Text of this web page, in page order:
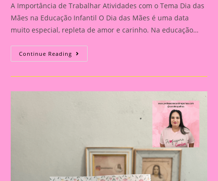
A Importância de Trabalhar Atividades com o Tema Dia das
Mães na Educação Infantil O Dia das Mães é uma data
muito especial, repleta de amor e carinho. Na educação…
Continue Reading Atividade
Dia